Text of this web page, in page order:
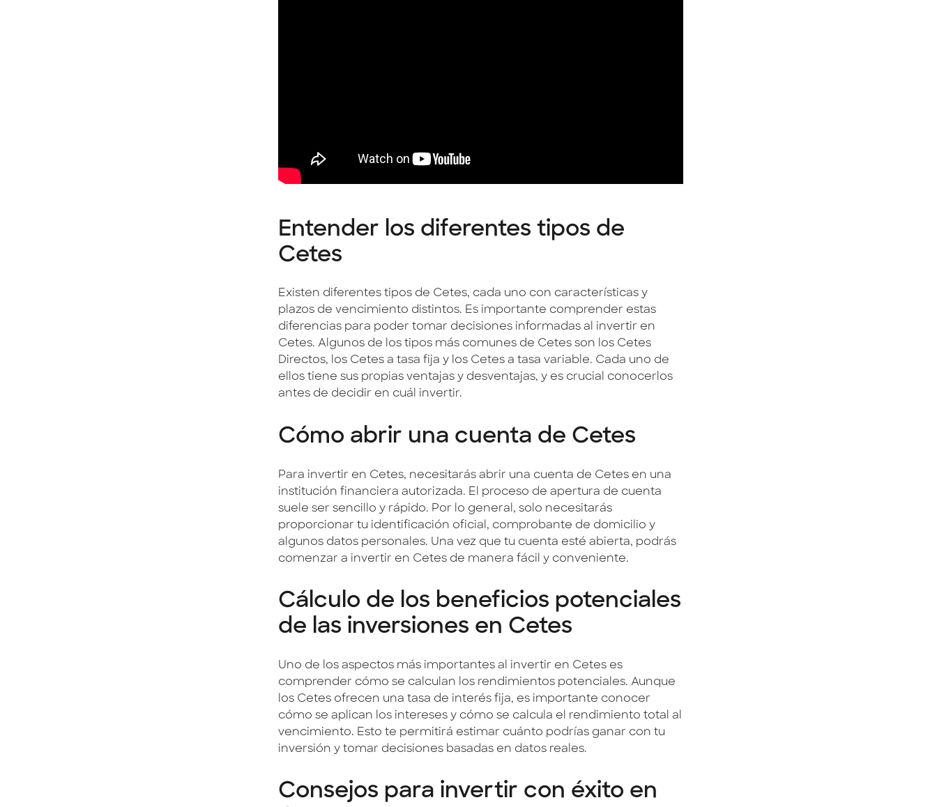
Entender los diferentes tipos de
Cetes
Existen diferentes tipos de Cetes, cada uno con características y
plazos de vencimiento distintos. Es importante comprender estas
diferencias para poder tomar decisiones informadas al invertir en
Cetes. Algunos de los tipos más comunes de Cetes son los Cetes
Directos, los Cetes a tasa fija y los Cetes a tasa variable. Cada uno de
ellos tiene sus propias ventajas y desventajas, y es crucial conocerlos
antes de decidir en cuál invertir.
Cómo abrir una cuenta de Cetes
Para invertir en Cetes, necesitarás abrir una cuenta de Cetes en una
institución financiera autorizada. El proceso de apertura de cuenta
suele ser sencillo y rápido. Por lo general, solo necesitarás
proporcionar tu identificación oficial, comprobante de domicilio y
algunos datos personales. Una vez que tu cuenta esté abierta, podrás
comenzar a invertir en Cetes de manera fácil y conveniente.
Cálculo de los beneficios potenciales
de las inversiones en Cetes
Uno de los aspectos más importantes al invertir en Cetes es
comprender cómo se calculan los rendimientos potenciales. Aunque
los Cetes ofrecen una tasa de interés fija, es importante conocer
cómo se aplican los intereses y cómo se calcula el rendimiento total al
vencimiento. Esto te permitirá estimar cuánto podrías ganar con tu
inversión y tomar decisiones basadas en datos reales.
Consejos para invertir con éxito en